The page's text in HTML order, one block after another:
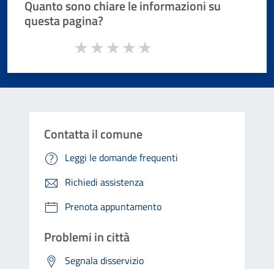
Quanto sono chiare le informazioni su
questa pagina?
Valuta da 1 a 5 stelle la pagina
Contatta il comune
Leggi le domande frequenti
Richiedi assistenza
Prenota appuntamento
Problemi in città
Segnala disservizio